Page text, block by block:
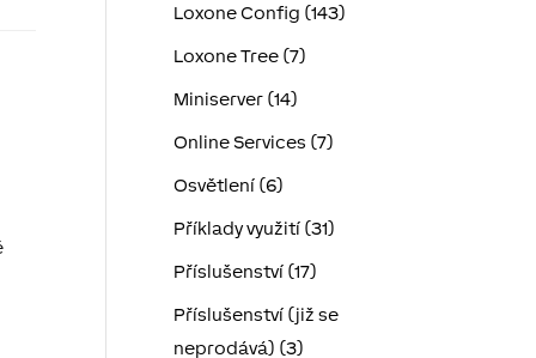
Loxone Config (143)
Loxone Tree (7)
Miniserver (14)
Online Services (7)
Osvětlení (6)
Příklady využití (31)
Příslušenství (17)
Příslušenství (již se
neprodává) (3)